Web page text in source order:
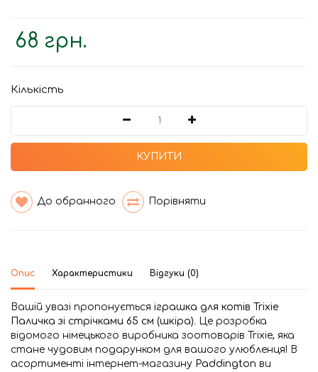
68 грн.
Кількість
КУПИТИ
До обранного Порівняти
Опис Характеристики Відгуки (0)
Вашій увазі пропонується іграшка для котів Trixie
Паличка зі стрічками 65 см (шкіра). Це розробка
відомого німецького виробника зоотоварів Trixie, яка
стане чудовим подарунком для вашого улюбленця! В
асортименті інтернет-магазину Paddington ви